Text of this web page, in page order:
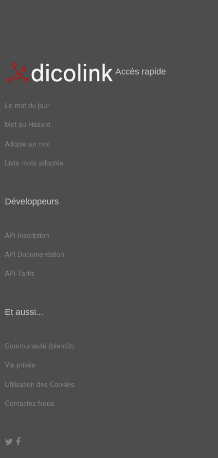
étai
trou
canne
tenir
Accès rapide
Le mot du jour
Mot au Hasard
Adopte un mot
Liste mots adoptés
Développeurs
API Inscription
API Documentation
API Tarifs
Et aussi...
Communauté (bientôt)
Vie privée
Utilisation des Cookies
Contactez Nous